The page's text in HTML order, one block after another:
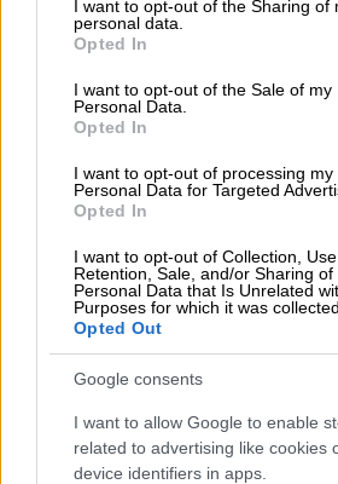
not limited to your visit or usage
grant or deny consent to Google and
use your data for below specified
consent section.
I want to opt-out of the Sharing of
personal data.
Opted In
I want to opt-out of the Sale of my
Personal Data.
Opted In
I want to opt-out of processing my
Personal Data for Targeted
Opted In
I want to opt-out of Collection, Use,
Retention, Sale, and/or Sharing of
Personal Data that Is Unrelated
Purposes for which it was collected.
Opted Out
Google consents
I want to allow Google to enable
related to advertising like cookies
device identifiers in apps.
πραγματοποιηθεί εκτάκτως
Παρασκευής στο Μέγαρο
ΔΙΑΒΑΣΤΕ ΕΠΙΣΗΣ
Κόσμος|13.06.2025 11:05
Οι έξι πυρηνικοί
επίθεση του Ισραήλ
Κόσμος|13.06.2025 11:26
Times of Israel: Το Ισραήλ
χτύπημα στο Ιράν -
Μοσάντ